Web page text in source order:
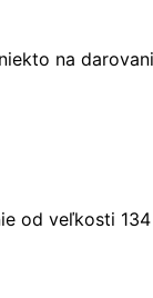
na
od veľkosti